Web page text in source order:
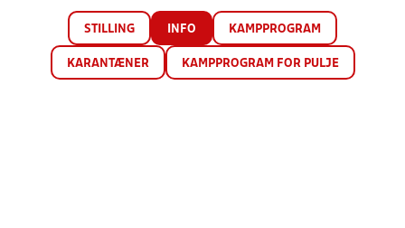
STILLING INFO KAMPPROGRAM
KARANTÆNER KAMPPROGRAM FOR PULJE